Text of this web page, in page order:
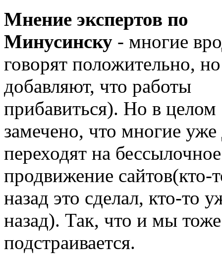
Мнение экспертов по
Минусинску - многие
говорят положительно, но
добавляют, что работы
прибавиться). Но в целом
замечено, что многие уже
переходят на бессылочное
продвижение сайтов(кто-
назад это сделал, кто-то
назад). Так, что и мы
подстраивается.